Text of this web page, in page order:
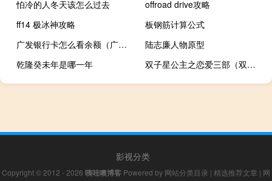
怕冷的人冬天该怎么过去
offroad drive攻略
ff14 极冰神攻略
板钢筋计算公式
广发银行卡怎么看余额（广发银行卡怎么办理）
陆志廉人物原型
乾隆癸未年是哪一年
双子星公主之恋爱三部（双子星公主有第三季吗）
影视分类
Copyright © 2012 - 2026 咦哇噢博客 Powered by 网站分类目录 | 精选推荐文章 | 网